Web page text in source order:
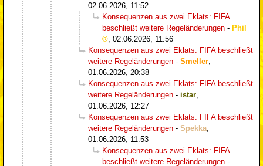
02.06.2026, 11:52
Konsequenzen aus zwei Eklats: FIFA
beschließt weitere Regeländerungen - Phil
, 02.06.2026, 11:56
Konsequenzen aus zwei Eklats: FIFA beschließt
weitere Regeländerungen - Smeller,
01.06.2026, 20:38
Konsequenzen aus zwei Eklats: FIFA beschließt
weitere Regeländerungen - istar,
01.06.2026, 12:27
Konsequenzen aus zwei Eklats: FIFA beschließt
weitere Regeländerungen - Spekka,
01.06.2026, 11:53
Konsequenzen aus zwei Eklats: FIFA
beschließt weitere Regeländerungen -